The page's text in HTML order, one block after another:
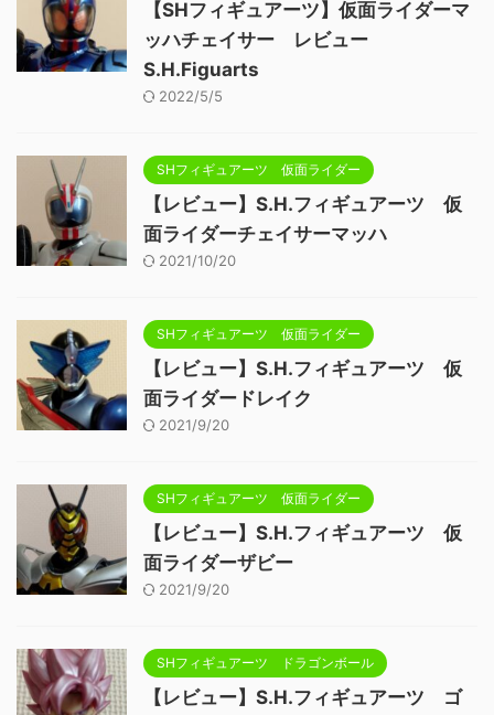
【SHフィギュアーツ】仮面ライダーマ
ッハチェイサー レビュー
S.H.Figuarts
2022/5/5
SHフィギュアーツ 仮面ライダー
【レビュー】S.H.フィギュアーツ 仮
面ライダーチェイサーマッハ
2021/10/20
SHフィギュアーツ 仮面ライダー
【レビュー】S.H.フィギュアーツ 仮
面ライダードレイク
2021/9/20
SHフィギュアーツ 仮面ライダー
【レビュー】S.H.フィギュアーツ 仮
面ライダーザビー
2021/9/20
SHフィギュアーツ ドラゴンボール
【レビュー】S.H.フィギュアーツ ゴ